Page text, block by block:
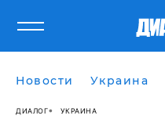
Новости Украина
ДИАЛОГ УКРАИНА